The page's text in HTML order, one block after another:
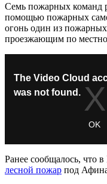
Семь пожарных команд
помощью пожарных
огонь один из
проезжающим по
Ранее сообщалось, что
лесной пожар под